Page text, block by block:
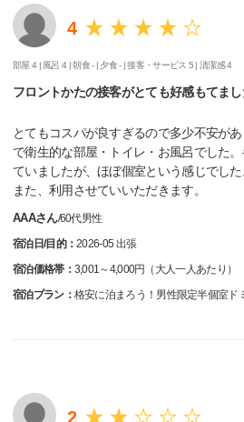
4
部屋 4 | 風呂 4 |朝食 - | 夕食 - |接客・サービス 5 |清潔感 4
フロントかたの接客がとても好感もてま
とてもコスパが良すぎるので多少不安が
で衛生的な部屋・トイレ・お風呂でした
ていましたが、ほぼ個室という感じでした
また、利用させていいただきます。
AAAさん/60代男性
宿泊日/目的：2026-05 出張
宿泊価格帯： 3,001～4,000円（大人一人あたり）
宿泊プラン： 格安に泊まろう！男性限定半個室ド
2